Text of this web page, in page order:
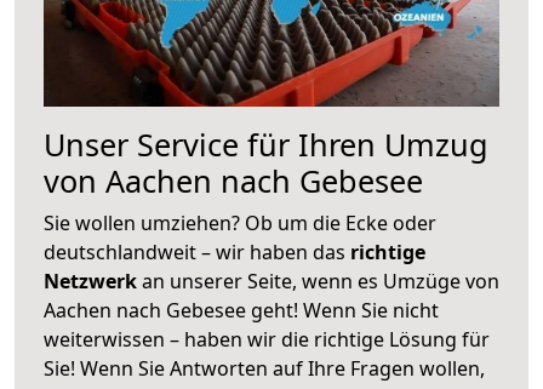
Unser Service für Ihren Umzug
von Aachen nach Gebesee
Sie wollen umziehen? Ob um die Ecke oder
deutschlandweit – wir haben das richtige
Netzwerkan unserer Seite, wenn es Umzüge von
Aachen nach Gebesee geht! Wenn Sie nicht
weiterwissen – haben wir die richtige Lösung für
Sie! Wenn Sie Antworten auf Ihre Fragen wollen,